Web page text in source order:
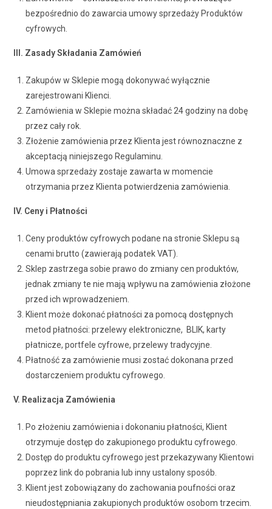
bezpośrednio do zawarcia umowy sprzedaży Produktów
cyfrowych.
III. Zasady Składania Zamówień
Zakupów w Sklepie mogą dokonywać wyłącznie
zarejestrowani Klienci.
Zamówienia w Sklepie można składać 24 godziny na dobę
przez cały rok.
Złożenie zamówienia przez Klienta jest równoznaczne z
akceptacją niniejszego Regulaminu.
Umowa sprzedaży zostaje zawarta w momencie
otrzymania przez Klienta potwierdzenia zamówienia.
IV. Ceny i Płatności
Ceny produktów cyfrowych podane na stronie Sklepu są
cenami brutto (zawierają podatek VAT).
Sklep zastrzega sobie prawo do zmiany cen produktów,
jednak zmiany te nie mają wpływu na zamówienia złożone
przed ich wprowadzeniem.
Klient może dokonać płatności za pomocą dostępnych
metod płatności: przelewy elektroniczne, BLIK, karty
płatnicze, portfele cyfrowe, przelewy tradycyjne.
Płatność za zamówienie musi zostać dokonana przed
dostarczeniem produktu cyfrowego.
V. Realizacja Zamówienia
Po złożeniu zamówienia i dokonaniu płatności, Klient
otrzymuje dostęp do zakupionego produktu cyfrowego.
Dostęp do produktu cyfrowego jest przekazywany Klientowi
poprzez link do pobrania lub inny ustalony sposób.
Klient jest zobowiązany do zachowania poufności oraz
nieudostępniania zakupionych produktów osobom trzecim.